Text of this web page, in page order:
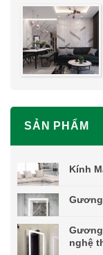
SẢN PHẨM
Kính
nghệ